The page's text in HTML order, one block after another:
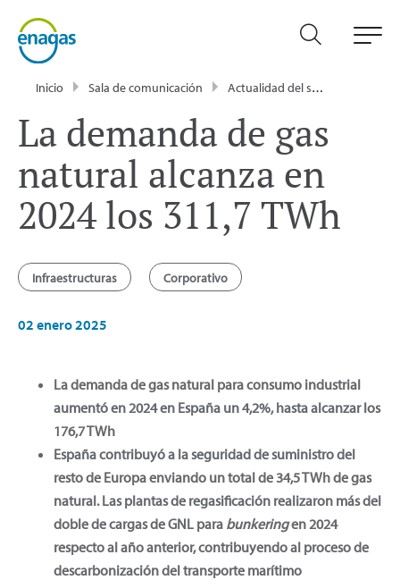
Inicio Sala de comunicación Actualidad del sector energético - Enagás
La demanda de gas
natural alcanza en
2024 los 311,7 TWh
Infraestructuras Corporativo
02 enero 2025
La demanda de gas natural para consumo industrial
aumentó en 2024 en España un 4,2%, hasta alcanzar los
176,7 TWh
España contribuyó a la seguridad de suministro del
resto de Europa enviando un total de 34,5 TWh de gas
natural. Las plantas de regasificación realizaron más del
doble de cargas de GNL para bunkeringen 2024
respecto al año anterior, contribuyendo al proceso de
descarbonización del transporte marítimo